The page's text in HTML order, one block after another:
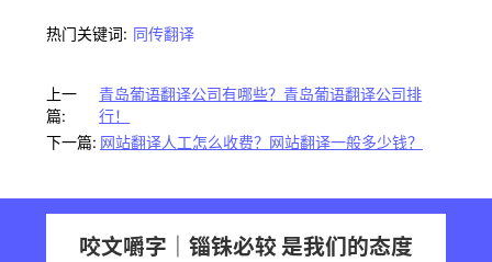
热门关键词: 同传翻译
上一
篇:
青岛葡语翻译公司有哪些？青岛葡语翻译公司排
行！
下一篇: 网站翻译人工怎么收费？网站翻译一般多少钱？
咬文嚼字｜锱铢必较 是我们的态度